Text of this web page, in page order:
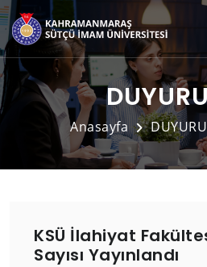
Anasayfa
KSÜ İlahiyat
Sayısı Yayınlandı